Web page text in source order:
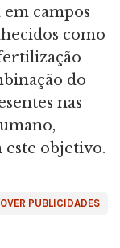
campos
como
do
nas
objetivo.
PUBLICIDADES